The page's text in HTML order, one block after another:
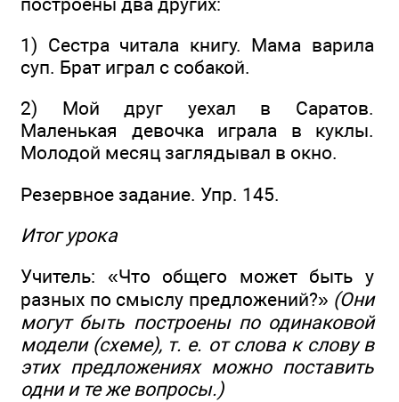
1) Сестра читала книгу. Мама варила
суп. Брат играл с собакой.
2) Мой друг уехал в Саратов.
Маленькая девочка играла в куклы.
Молодой месяц заглядывал в окно.
Резервное задание. Упр. 145.
Итог урока
Учитель: «Что общего может быть у
разных по смыслу предложений?» (Они
могут быть построены по одинаковой
модели (схеме), т. е. от слова к слову в
этих предложениях можно поставить
одни и те же вопросы.)